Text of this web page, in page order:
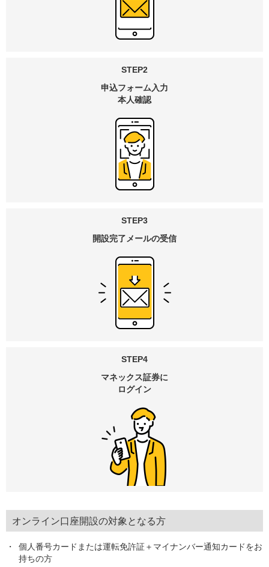
STEP2
申込フォーム入力
本人確認
STEP3
開設完了メールの受信
STEP4
マネックス証券に
ログイン
オンライン口座開設の対象となる方
個人番号カードまたは運転免許証＋マイナンバー通知カードをお
持ちの方